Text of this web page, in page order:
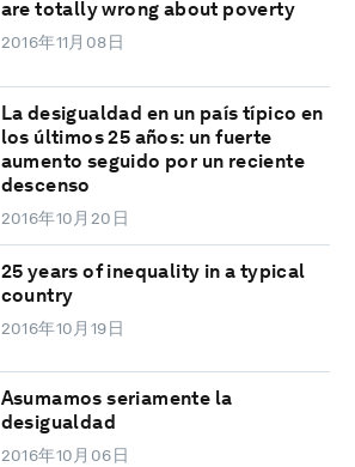
are totally wrong about poverty
2016年11月08日
La desigualdad en un país típico en
los últimos 25 años: un fuerte
aumento seguido por un reciente
descenso
2016年10月20日
25 years of inequality in a typical
country
2016年10月19日
Asumamos seriamente la
desigualdad
2016年10月06日